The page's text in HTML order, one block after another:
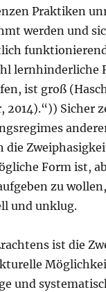
Praktiken
werden und
lernhinderliche
ist groß
2014).“)) Sicher
die
Form ist,
zu
und unklug.
ist die
und